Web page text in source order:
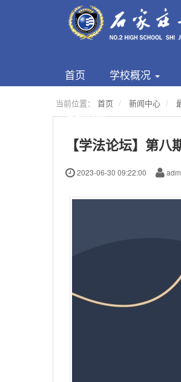
首页 学校概况
互动交流
当前位置： 首页 新闻中心
【学法论坛】第八
2023-06-30 09:22:00